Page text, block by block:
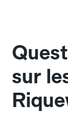
sur